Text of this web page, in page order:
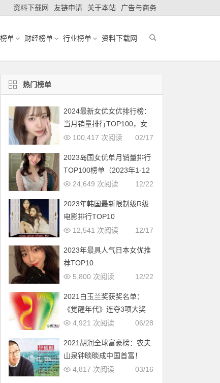
资料下载网 友链申请 关于本站 广告与商务
单 财经榜单 行业榜单 资料下载网
热门榜单
2024最新女优女优排行榜：
当月销量排行TOP100，女
优新人多多（2024年1月，
02/17
100,417 次阅读
2023岛国女优单月销量排行
TOP100榜单（2023年1-12
月更新完毕）
12/22
24,649 次阅读
2023年韩国最新限制级R级
电影排行TOP10
12/17
12,541 次阅读
2023年最具人气日本女优推
荐TOP10
12/22
5,800 次阅读
2021白玉兰奖获奖名单：
《觉醒年代》连夺3项大奖
06/28
4,921 次阅读
2021胡润全球富豪榜：农夫
山泉钟睒睒成中国首富！
03/16
4,817 次阅读